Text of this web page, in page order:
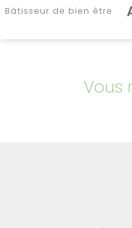
Bâtisseur de bien être
Bien
Actualités
Nous
Vous